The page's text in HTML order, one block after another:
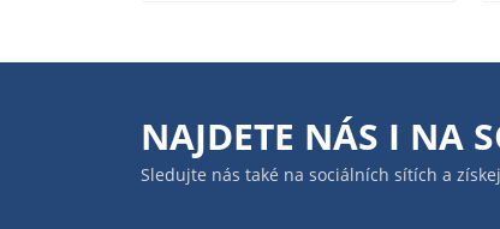
NAJDETE NÁS I NA
Sledujte nás také na sociálních sítích a